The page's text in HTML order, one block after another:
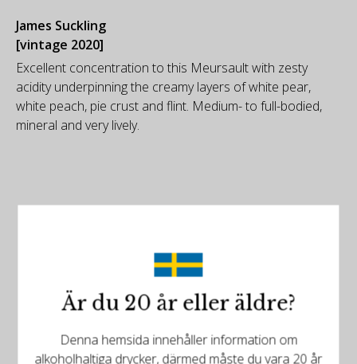
James Suckling
[vintage 2020]
Excellent concentration to this Meursault with zesty
acidity underpinning the creamy layers of white pear,
white peach, pie crust and flint. Medium- to full-bodied,
mineral and very lively.
Det finns mer att upptäcka
Relaterade produkter
Är du 20 år eller äldre?
Denna hemsida innehåller information om
alkoholhaltiga drycker, därmed måste du vara 20 år